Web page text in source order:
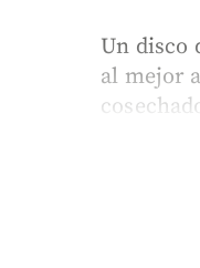
Un disco
al mejor